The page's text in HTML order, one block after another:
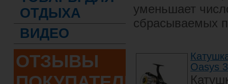
ОТДЫХА
ВИДЕО
ОТЗЫВЫ
уменьшает
сбрасываемых
Oasys